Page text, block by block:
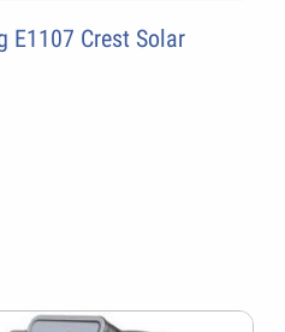
E1107 Crest Solar